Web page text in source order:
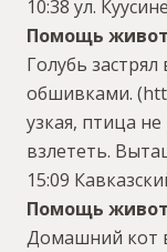
10:38 ул.
Помощь
Голубь
обшивками.
узкая, птица
взлететь.
15:09
Помощь
Домашний кот